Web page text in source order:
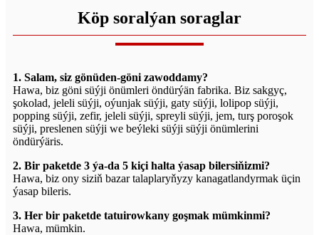
Köp soralýan soraglar
1. Salam, siz gönüden-göni zawoddamy?
Hawa, biz göni süýji önümleri öndürýän fabrika. Biz sakgyç,
şokolad, jeleli süýji, oýunjak süýji, gaty süýji, lolipop süýji,
popping süýji, zefir, jeleli süýji, spreyli süýji, jem, turş poroşok
süýji, preslenen süýji we beýleki süýji süýji önümlerini
öndürýäris.
2. Bir paketde 3 ýa-da 5 kiçi halta ýasap bilersiňizmi?
Hawa, biz ony siziň bazar talaplaryňyzy kanagatlandyrmak üçin
ýasap bileris.
3. Her bir paketde tatuirowkany goşmak mümkinmi?
Hawa, mümkin.